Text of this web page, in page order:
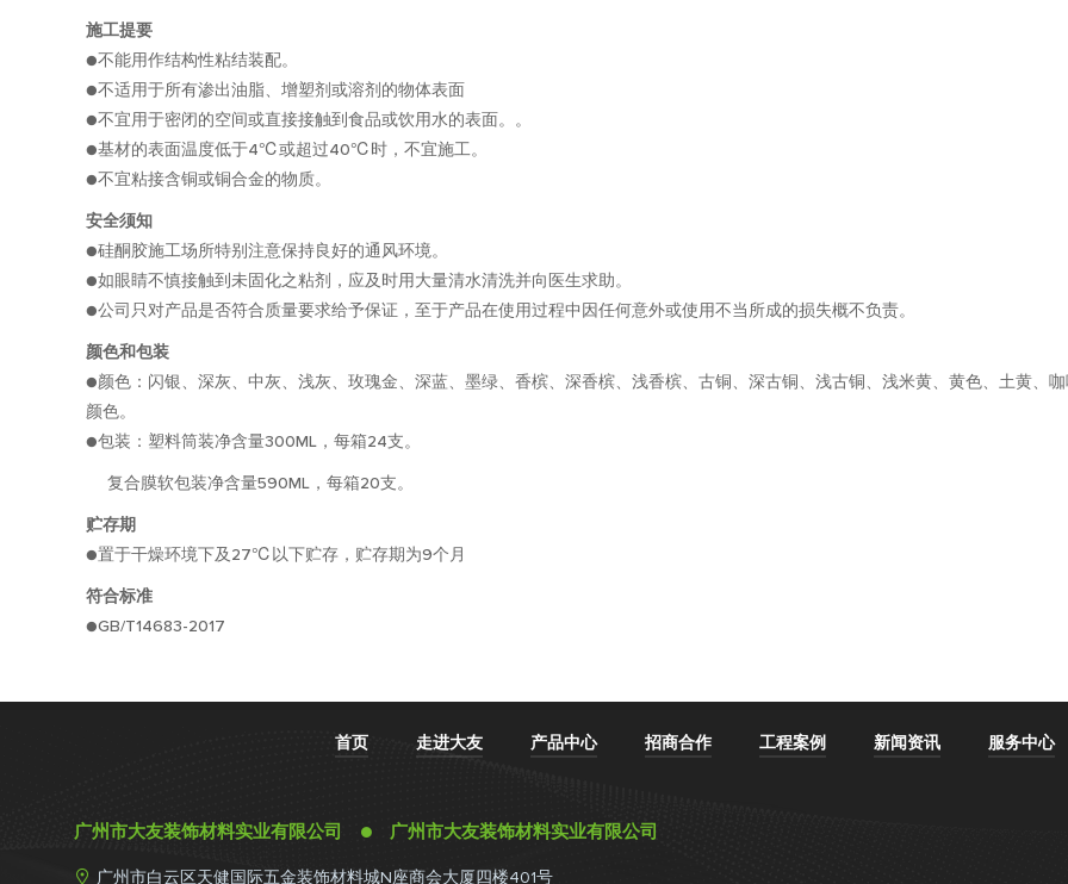
施工提要
●不能用作结构性粘结装配。
●不适用于所有渗出油脂、增塑剂或溶剂的物体表面
●不宜用于密闭的空间或直接接触到食品或饮用水的表面。。
●基材的表面温度低于4℃或超过40℃时，不宜施工。
●不宜粘接含铜或铜合金的物质。
安全须知
●硅酮胶施工场所特别注意保持良好的通风环境。
●如眼睛不慎接触到未固化之粘剂，应及时用大量清水清洗并向医生求助。
●公司只对产品是否符合质量要求给予保证，至于产品在使用过程中因任何意外或使用不当所成的损失概不负责。
颜色和包装
●颜色：闪银、深灰、中灰、浅灰、玫瑰金、深蓝、墨绿、香槟、深香槟、浅香槟、古铜、深古铜、浅古铜、浅米黄、黄色、土黄、
颜色。
●包装：塑料筒装净含量300ML，每箱24支。
复合膜软包装净含量590ML，每箱20支。
贮存期
●置于干燥环境下及27℃以下贮存，贮存期为9个月
符合标准
●GB/T14683-2017
首页 走进大友 产品中心 招商合作 工程案例 新闻资讯 服务中心
广州市大友装饰材料实业有限公司 ● 广州市大友装饰材料实业有限公司
 广州市白云区天健国际五金装饰材料城N座商会大厦四楼401号